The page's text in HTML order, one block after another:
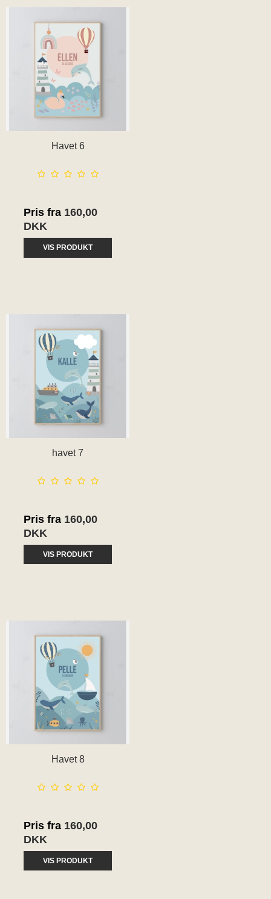
Havet 6
Pris fra 160,00
DKK
VIS PRODUKT
havet 7
Pris fra 160,00
DKK
VIS PRODUKT
Havet 8
Pris fra 160,00
DKK
VIS PRODUKT